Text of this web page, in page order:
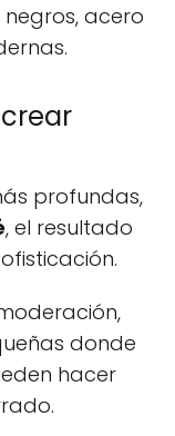
acero
profundas,
, el resultado
donde
hacer